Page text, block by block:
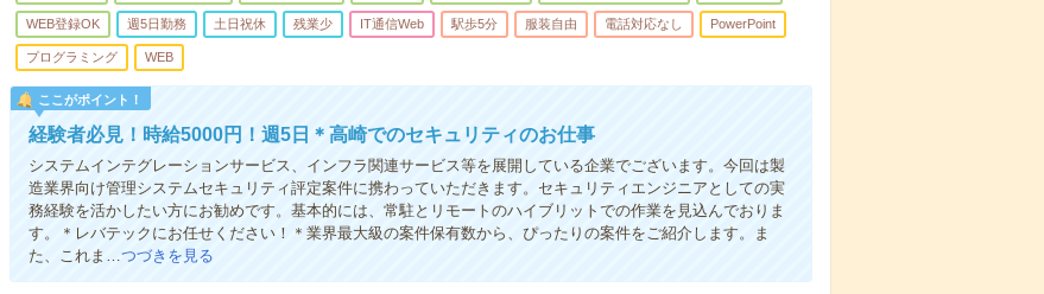
WEB登録OK 週5日勤務 土日祝休 残業少 IT通信Web 駅歩5分 服装自由 電話対応なし PowerPoint
プログラミング WEB
ここがポイント！
経験者必見！時給5000円！週5日＊高崎でのセキュリティのお仕事
システムインテグレーションサービス、インフラ関連サービス等を展開している企業でございます。今回は製
造業界向け管理システムセキュリティ評定案件に携わっていただきます。セキュリティエンジニアとしての実
務経験を活かしたい方にお勧めです。基本的には、常駐とリモートのハイブリットでの作業を見込んでおりま
す。＊レバテックにお任せください！＊業界最大級の案件保有数から、ぴったりの案件をご紹介します。ま
た、これま…つづきを見る